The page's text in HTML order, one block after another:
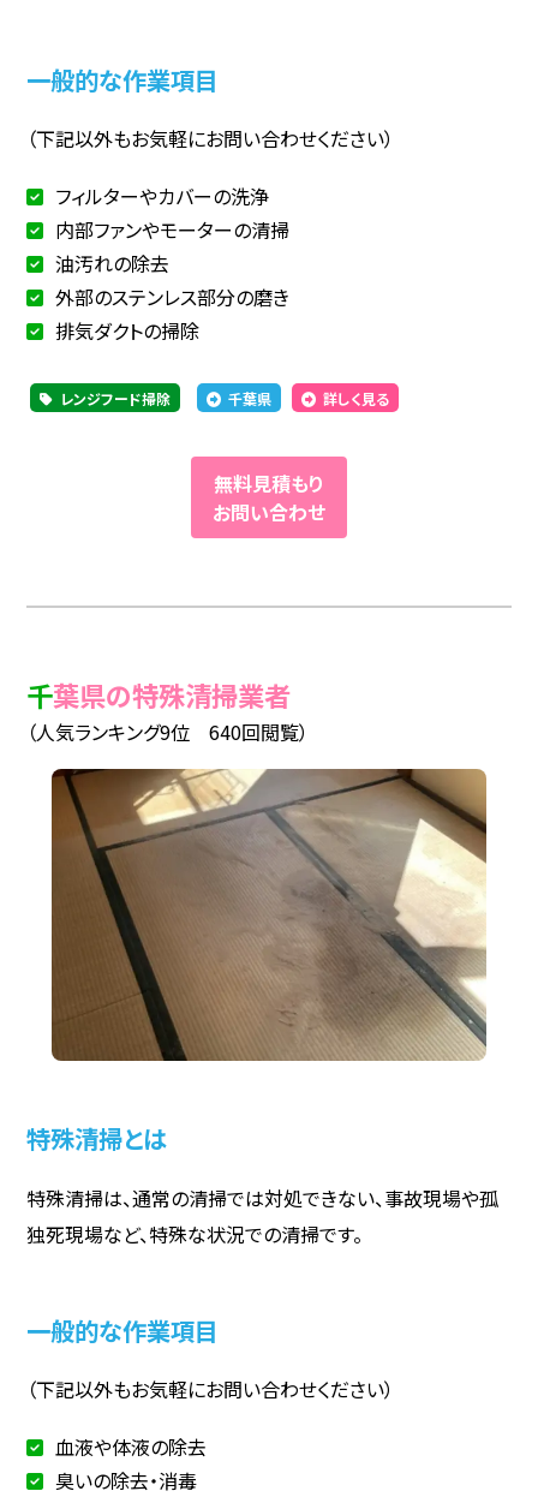
一般的な作業項目
（下記以外もお気軽にお問い合わせください）
フィルターやカバーの洗浄
内部ファンやモーターの清掃
油汚れの除去
外部のステンレス部分の磨き
排気ダクトの掃除
レンジフード掃除 千葉県 詳しく見る
無料見積もり
お問い合わせ
千葉県の特殊清掃業者
（人気ランキング9位 640回閲覧）
特殊清掃とは
特殊清掃は、通常の清掃では対処できない、事故現場や孤
独死現場など、特殊な状況での清掃です。
一般的な作業項目
（下記以外もお気軽にお問い合わせください）
血液や体液の除去
臭いの除去・消毒